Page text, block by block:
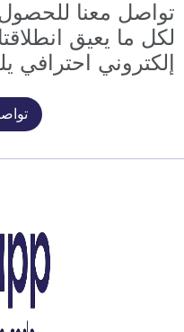
تواصل معنا
لكل ما يعيق
إلكتروني احترافي